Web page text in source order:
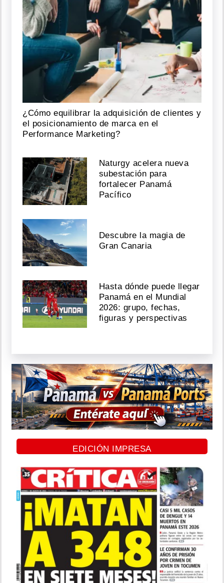
¿Cómo equilibrar la adquisición de clientes y
el posicionamiento de marca en el
Performance Marketing?
Naturgy acelera nueva
subestación para
fortalecer Panamá
Pacífico
Descubre la magia de
Gran Canaria
Hasta dónde puede llegar
Panamá en el Mundial
2026: grupo, fechas,
figuras y perspectivas
EDICIÓN IMPRESA